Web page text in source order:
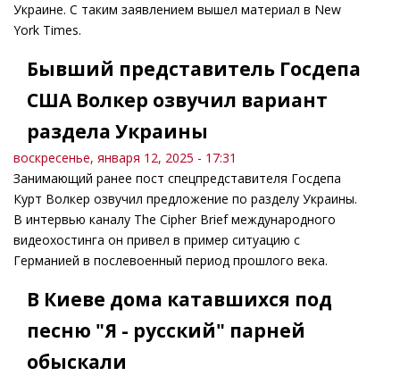
Украине. С таким заявлением вышел материал в New
York Times.
Бывший представитель Госдепа
США Волкер озвучил вариант
раздела Украины
воскресенье, января 12, 2025 - 17:31
Занимающий ранее пост спецпредставителя Госдепа
Курт Волкер озвучил предложение по разделу Украины.
В интервью каналу The Cipher Brief международного
видеохостинга он привел в пример ситуацию с
Германией в послевоенный период прошлого века.
В Киеве дома катавшихся под
песню "Я - русский" парней
обыскали